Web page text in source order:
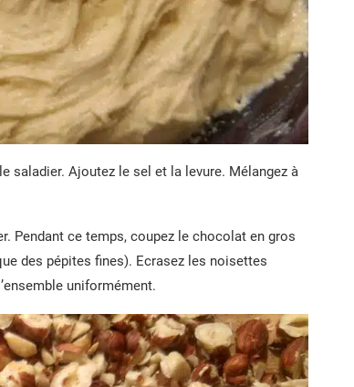
saladier. Ajoutez le sel et la levure. Mélangez à
Pendant ce temps, coupez le chocolat en gros
des pépites fines). Ecrasez les noisettes
uniformément.